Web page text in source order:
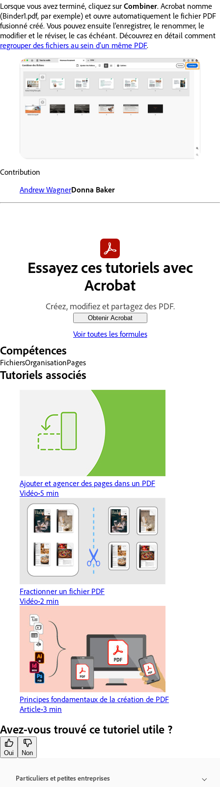
Lorsque vous avez terminé, cliquez sur Combiner. Acrobat nomme
(Binder1.pdf, par exemple) et ouvre automatiquement le fichier PDF
fusionné créé. Vous pouvez ensuite l’enregistrer, le renommer, le
modifier et le réviser, le cas échéant. Découvrez en détail comment
regrouper des fichiers au sein d’un même PDF.
Contribution
Andrew WagnerDonna Baker
Essayez ces tutoriels avec
Acrobat
Créez, modifiez et partagez des PDF.
Obtenir Acrobat
Voir toutes les formules
Compétences
FichiersOrganisationPages
Tutoriels associés
Ajouter et agencer des pages dans un PDF
Vidéo 5 min
Fractionner un fichier PDF
Vidéo 2 min
Principes fondamentaux de la création de PDF
Article 3 min
Avez-vous trouvé ce tutoriel utile ?
Oui Non
Particuliers et petites entreprises